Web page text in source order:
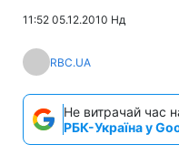
11:52 05.12.2010 Нд
RBC.UA
Не витрачай час
РБК-Україна у